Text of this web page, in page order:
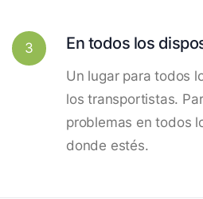
3 En todos los
Un lugar para todos
los transportistas.
problemas en todos
donde estés.